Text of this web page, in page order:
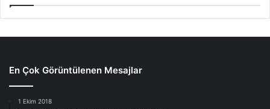
En Çok Görüntülenen Mesajlar
1 Ekim 2018